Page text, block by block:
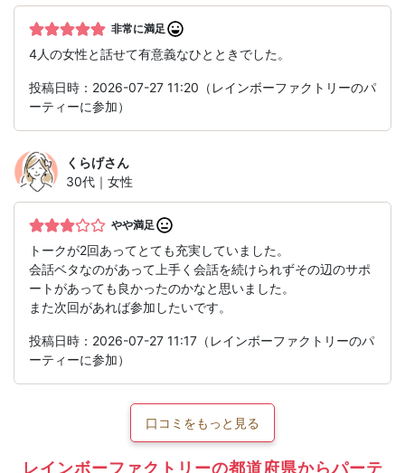
非常に満足
4人の女性と話せて有意義なひとときでした。
投稿日時：2026-07-27 11:20（レインボーファクトリーのパ
ーティーに参加）
くらげさん
30代｜女性
やや満足
トークが2回あってとても充実していました。
会話ベタなのがあって上手く会話を続けられずその辺のサポ
ートがあっても良かったのかなと思いました。
また次回があれば参加したいです。
投稿日時：2026-07-27 11:17（レインボーファクトリーのパ
ーティーに参加）
口コミをもっと見る
レインボーファクトリーの都道府県からパーテ